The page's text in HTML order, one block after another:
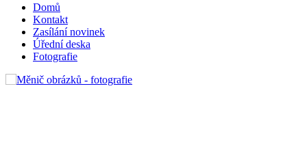
Domů
Kontakt
Zasílání novinek
Úřední deska
Fotografie